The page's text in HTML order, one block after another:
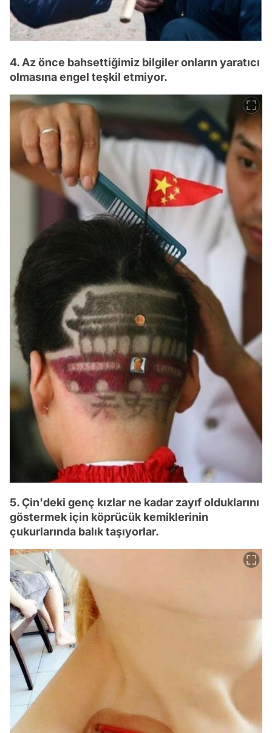
4. Az önce bahsettiğimiz bilgiler onların yaratıcı
olmasına engel teşkil etmiyor.
5. Çin'deki genç kızlar ne kadar zayıf olduklarını
göstermek için köprücük kemiklerinin
çukurlarında balık taşıyorlar.